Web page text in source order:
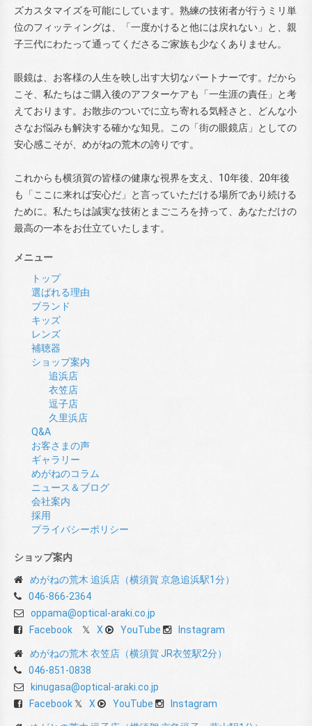
ズカスタマイズを可能にしています。熟練の技術者が行うミリ単
位のフィッティングは、「一度かけると他には戻れない」と、親
子三代にわたって通ってくださるご家族も少なくありません。
眼鏡は、お客様の人生を映し出す大切なパートナーです。だから
こそ、私たちはご購入後のアフターケアも「一生涯の責任」と考
えております。お散歩のついでに立ち寄れる気軽さと、どんな小
さなお悩みも解決する確かな知見。この「街の眼鏡店」としての
安心感こそが、めがねの荒木の誇りです。
これからも横須賀の皆様の健康な視界を支え、10年後、20年後
も「ここに来れば安心だ」と言っていただける場所であり続ける
ために。私たちは誠実な技術とまごころを持って、あなただけの
最高の一本をお仕立ていたします。
メニュー
トップ
選ばれる理由
ブランド
キッズ
レンズ
補聴器
ショップ案内
追浜店
衣笠店
逗子店
久里浜店
Q&A
お客さまの声
ギャラリー
めがねのコラム
ニュース＆ブログ
会社案内
採用
プライバシーポリシー
ショップ案内
めがねの荒木 追浜店（横須賀 京急追浜駅1分）
046-866-2364
oppama@optical-araki.co.jp
Facebook
X YouTube Instagram
めがねの荒木 衣笠店（横須賀 JR衣笠駅2分）
046-851-0838
kinugasa@optical-araki.co.jp
Facebook
X YouTube Instagram